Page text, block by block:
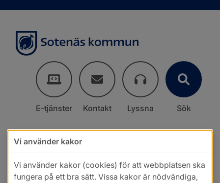
E-tjänster Kontakt Lyssna Sök
Vi använder kakor
Vi använder kakor (cookies) för att webbplatsen ska
fungera på ett bra sätt. Vissa kakor är nödvändiga,